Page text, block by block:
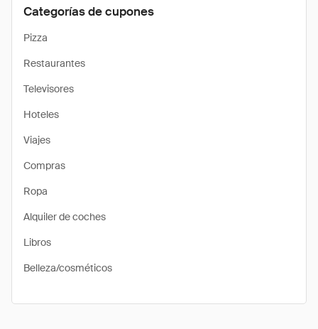
Categorías de cupones
Pizza
Restaurantes
Televisores
Hoteles
Viajes
Compras
Ropa
Alquiler de coches
Libros
Belleza/cosméticos